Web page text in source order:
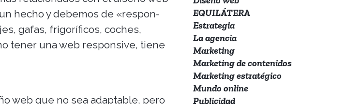
hecho y debemos de «respon-
gafas, frigoríficos, coches,
tener una web responsive, tiene
web que no sea adaptable, pero
EQUILÁTERA
Estrategia
La agencia
Marketing
Marketing de contenidos
Marketing estratégico
Mundo online
Publicidad